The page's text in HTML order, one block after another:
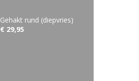
Gehakt rund (diepvries)
€ 29,95